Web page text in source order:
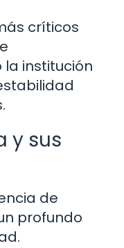
críticos
institución
y sus
de
profundo